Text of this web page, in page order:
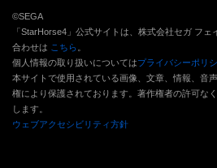
©SEGA
「StarHorse4」公式サイトは、株式会社セガ フ
合わせは こちら
個人情報の取り扱いについてはプライバシーポリ
本サイトで使用されている画像、文章、情報、音
権により保護されております。 著作権者の許可な
します。
ウェブアクセシビリティ方針